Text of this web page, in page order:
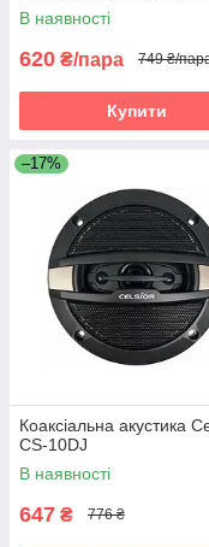
В наявності
620 ₴/пара 749 ₴/
Купити
–17%
Коаксіальна акустика
CS-10DJ
В наявності
647 ₴ 776 ₴